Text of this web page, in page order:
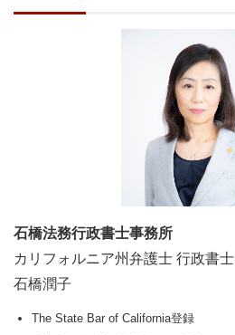
石橋法務行政書士事務所
カリフォルニア州弁護士 行政書士
石橋潤子
The State Bar of California登録